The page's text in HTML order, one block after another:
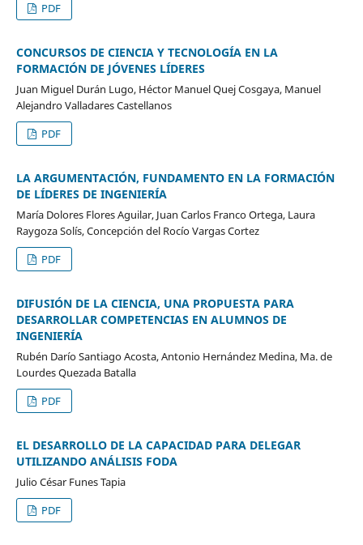
PDF
CONCURSOS DE CIENCIA Y TECNOLOGÍA EN LA
FORMACIÓN DE JÓVENES LÍDERES
Juan Miguel Durán Lugo, Héctor Manuel Quej Cosgaya, Manuel
Alejandro Valladares Castellanos
PDF
LA ARGUMENTACIÓN, FUNDAMENTO EN LA FORMACIÓN
DE LÍDERES DE INGENIERÍA
María Dolores Flores Aguilar, Juan Carlos Franco Ortega, Laura
Raygoza Solís, Concepción del Rocío Vargas Cortez
PDF
DIFUSIÓN DE LA CIENCIA, UNA PROPUESTA PARA
DESARROLLAR COMPETENCIAS EN ALUMNOS DE
INGENIERÍA
Rubén Darío Santiago Acosta, Antonio Hernández Medina, Ma. de
Lourdes Quezada Batalla
PDF
EL DESARROLLO DE LA CAPACIDAD PARA DELEGAR
UTILIZANDO ANÁLISIS FODA
Julio César Funes Tapia
PDF